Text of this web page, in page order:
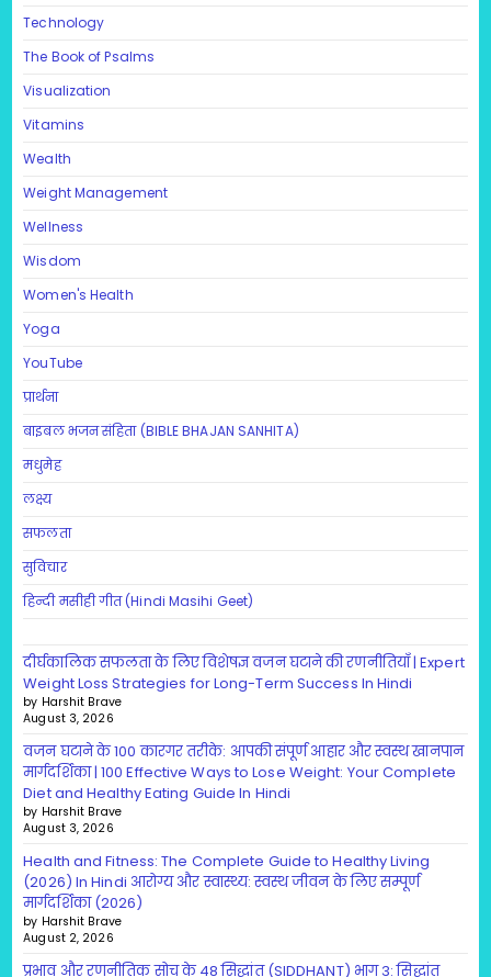
Technology
The Book of Psalms
Visualization
Vitamins
Wealth
Weight Management
Wellness
Wisdom
Women's Health
Yoga
YouTube
प्रार्थना
बाइबल भजन संहिता (BIBLE BHAJAN SANHITA)
मधुमेह
लक्ष्य
सफलता
सुविचार
हिन्दी मसीही गीत (Hindi Masihi Geet)
दीर्घकालिक सफलता के लिए विशेषज्ञ वजन घटाने की रणनीतियाँ | Expert
Weight Loss Strategies for Long-Term Success In Hindi
by Harshit Brave
August 3, 2026
वजन घटाने के 100 कारगर तरीके: आपकी संपूर्ण आहार और स्वस्थ खानपान
मार्गदर्शिका | 100 Effective Ways to Lose Weight: Your Complete
Diet and Healthy Eating Guide In Hindi
by Harshit Brave
August 3, 2026
Health and Fitness: The Complete Guide to Healthy Living
(2026) In Hindi आरोग्य और स्वास्थ्य: स्वस्थ जीवन के लिए सम्पूर्ण
मार्गदर्शिका (2026)
by Harshit Brave
August 2, 2026
प्रभाव और रणनीतिक सोच के 48 सिद्धांत (SIDDHANT) भाग 3: सिद्धांत